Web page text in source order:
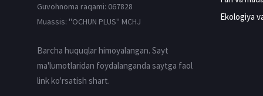
Guvohnoma raqami: 067828
Muassis: ''OCHUN PLUS'' MCHJ
Barcha huquqlar himoyalangan. Sayt
ma'lumotlaridan foydalanganda saytga faol
link ko'rsatish shart.
Ekologiya